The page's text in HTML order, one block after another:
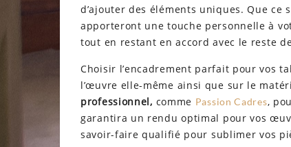
d’ajouter des éléments uniques. Que
apporteront une touche personnelle à
tout en restant en accord avec le reste
Choisir l’encadrement parfait pour vos
l’œuvre elle-même ainsi que sur le
professionnel, comme Passion Cadres,
garantira un rendu optimal pour vos
savoir-faire qualifié pour sublimer vos